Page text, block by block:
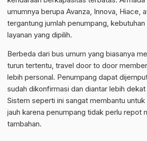
umumnya berupa Avanza, Innova, Hiace,
tergantung jumlah penumpang,
layanan yang dipilih.
Berbeda dari bus umum yang biasanya
turun tertentu, travel door to door
lebih personal. Penumpang dapat
sudah dikonfirmasi dan diantar lebih
Sistem seperti ini sangat membantu untuk
jauh karena penumpang tidak perlu repot
tambahan.